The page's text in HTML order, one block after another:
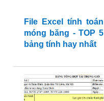
File Excel tính toán
móng băng - TOP 5
bảng tính hay nhất